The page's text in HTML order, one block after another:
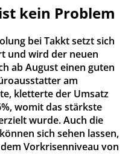
kein Problem
bei Takkt setzt sich
und wird der neuen
ab August einen guten
am
kletterte der Umsatz
womit das stärkste
wurde. Auch die
sich sehen lassen,
Vorkrisenniveau von